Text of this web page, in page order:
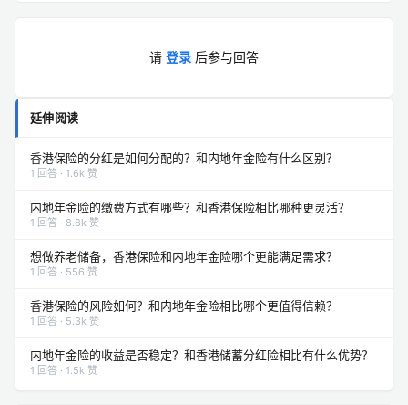
请 登录 后参与回答
延伸阅读
香港保险的分红是如何分配的？和内地年金险有什么区别？
1 回答 · 1.6k 赞
内地年金险的缴费方式有哪些？和香港保险相比哪种更灵活？
1 回答 · 8.8k 赞
想做养老储备，香港保险和内地年金险哪个更能满足需求？
1 回答 · 556 赞
香港保险的风险如何？和内地年金险相比哪个更值得信赖？
1 回答 · 5.3k 赞
内地年金险的收益是否稳定？和香港储蓄分红险相比有什么优势？
1 回答 · 1.5k 赞